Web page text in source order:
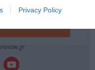
Privacy Policy